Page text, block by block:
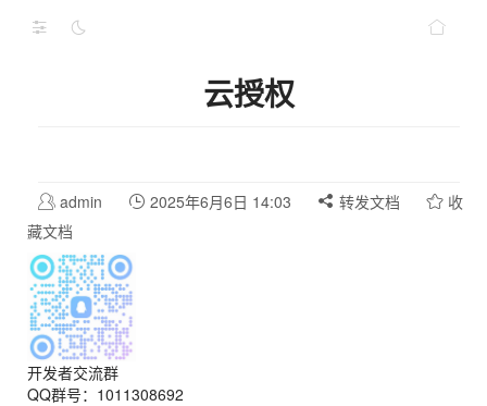
云授权
admin 2025年6月6日 14:03 转发文档
收
藏文档
开发者交流群
QQ群号：1011308692